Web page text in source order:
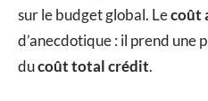
sur le budget global. Lecoût
d’anecdotique : il prend une
ducoût total crédit.